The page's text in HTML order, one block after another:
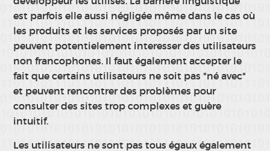
est parfois elle aussi négligée même dans le cas où
les produits et les services proposés par un site
peuvent potentielement interesser des utilisateurs
non francophones. Il faut également accepter le
fait que certains utilisateurs ne soit pas "né avec"
et peuvent rencontrer des problèmes pour
consulter des sites trop complexes et guère
intuitif.
Les utilisateurs ne sont pas tous égaux également